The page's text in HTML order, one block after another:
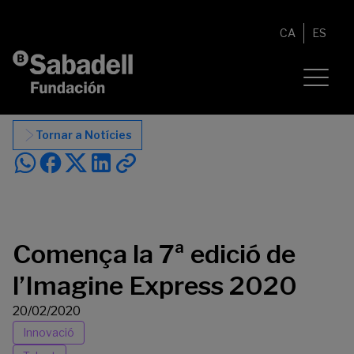
CA ES
Tornar a Notícies
Comença la 7ª edició de
l’Imagine Express 2020
20/02/2020
Innovació